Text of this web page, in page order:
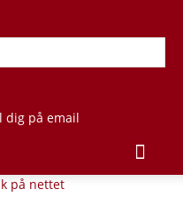
dig på email